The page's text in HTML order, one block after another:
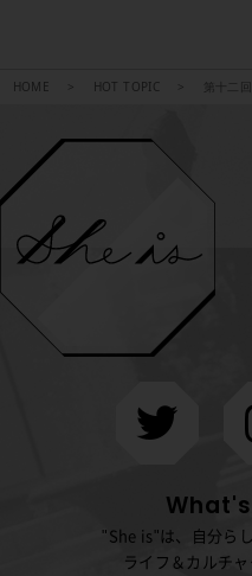
HOME HOT TOPIC 第十二
"She is"は、自分ら
ライフ＆カルチ